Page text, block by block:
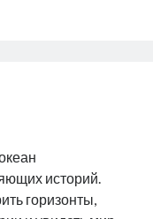
историй.
горизонты,